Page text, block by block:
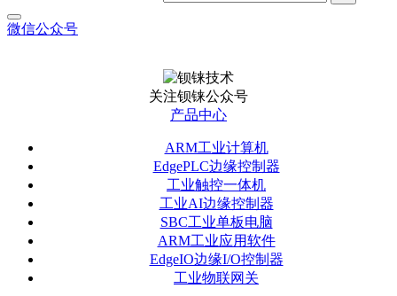
微信公众号
关注钡铼公众号
产品中心
ARM工业计算机
EdgePLC边缘控制器
工业触控一体机
工业AI边缘控制器
SBC工业单板电脑
ARM工业应用软件
EdgeIO边缘I/O控制器
工业物联网关